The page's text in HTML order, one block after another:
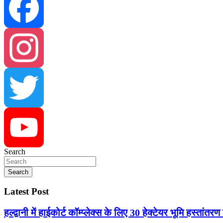
Facebook
Instagram
Twitter
YouTube
Search
Search
Latest Post
हल्द्वानी में हाईकोर्ट कॉम्प्लेक्स के लिए 30 हेक्टेयर भूमि